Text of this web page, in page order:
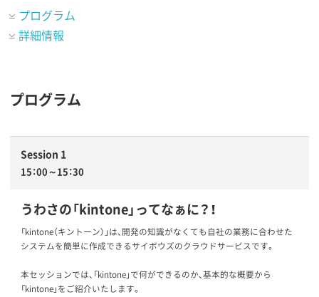
プログラム
詳細情報
プログラム
Session 1
15：00～15：30
うわさの「kintone」ってなぁに？！
「kintone（キントーン）」は、開発の知識がなくても自社の業務に合わせた
システムを簡単に作成できるサイボウズのクラウドサービスです。
本セッションでは、「kintone」で何ができるのか、基本的な概要から
「kintone」をご紹介いたします。